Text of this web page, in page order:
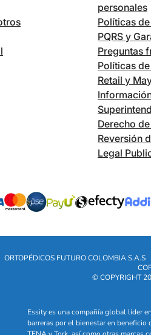
personales
Políticas
PQRS y
Preguntas
Políticas
Retail y
Derecho
Reversión
Legal
ORTOPÉDICOS FUTURO COLOMBIA S.A.S
© COPYRIGHT
Essity es una compañía global líder
barreras por el bienestar en